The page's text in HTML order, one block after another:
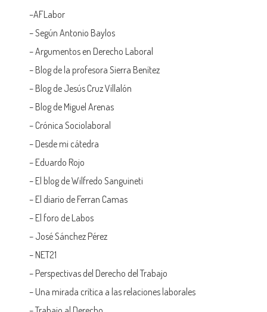
–AFLabor
– Según Antonio Baylos
–Argumentos en Derecho Laboral
– Blog de la profesora Sierra Benítez
– Blog de Jesús Cruz Villalón
– Blog de Miguel Arenas
– Crónica Sociolaboral
– Desde mi cátedra
– Eduardo Rojo
– El blog de Wilfredo Sanguineti
– El diario de Ferran Camas
– El foro de Labos
– José Sánchez Pérez
– NET21
– Perspectivas del Derecho del Trabajo
– Una mirada crítica a las relaciones laborales